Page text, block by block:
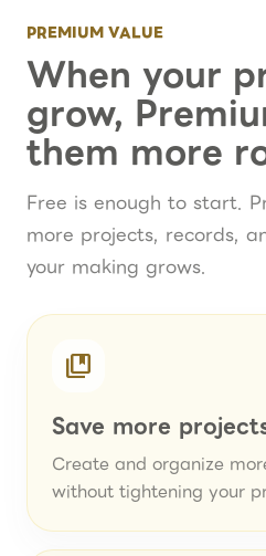
PREMIUM VALUE
When your
grow,
them more
Free is enough to start.
more projects, records,
your making grows.
collections_bookmark
Save more
Create and organize
without tightening your